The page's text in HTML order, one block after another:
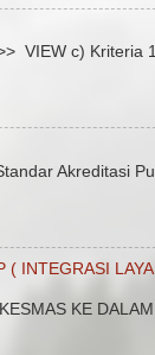
VIEW c) Kriteria
Akreditasi
( INTEGRASI
KE